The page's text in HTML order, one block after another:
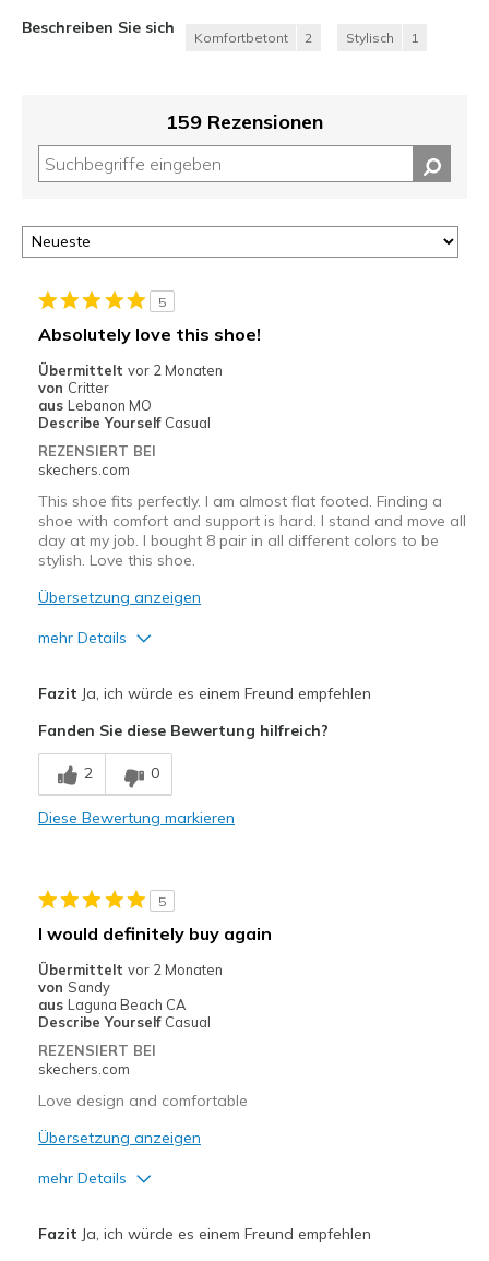
Beschreiben Sie sich
Komfortbetont 2 Stylisch 1
159 Rezensionen
5
Absolutely love this shoe!
Übermittelt vor 2 Monaten
von Critter
aus Lebanon MO
Describe Yourself Casual
REZENSIERT BEI
skechers.com
This shoe fits perfectly. I am almost flat footed. Finding a
shoe with comfort and support is hard. I stand and move all
day at my job. I bought 8 pair in all different colors to be
stylish. Love this shoe.
Übersetzung anzeigen
mehr Details
Breathe Well
Comfortable
Geeignete Verwendung
Going Out
Travel
Width
View On Shoes
Fazit Ja, ich würde es einem Freund empfehlen
Fanden Sie diese Bewertung hilfreich?
2 0
Diese Bewertung markieren
5
I would definitely buy again
Übermittelt vor 2 Monaten
von Sandy
aus Laguna Beach CA
Describe Yourself Casual
REZENSIERT BEI
skechers.com
Love design and comfortable
Übersetzung anzeigen
mehr Details
Fazit Ja, ich würde es einem Freund empfehlen